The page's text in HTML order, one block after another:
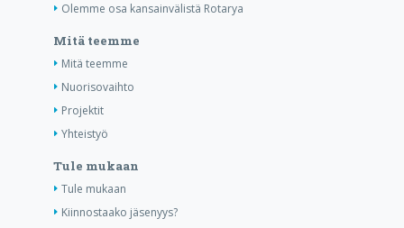
Olemme osa kansainvälistä Rotarya
Mitä teemme
Mitä teemme
Nuorisovaihto
Projektit
Yhteistyö
Tule mukaan
Tule mukaan
Kiinnostaako jäsenyys?